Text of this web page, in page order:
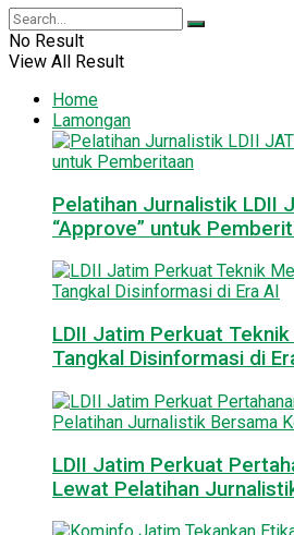
No Result
View All Result
Home
Lamongan
Pelatihan Jurnalistik LDII
“Approve” untuk
LDII Jatim Perkuat
Tangkal Disinformasi di
LDII Jatim Perkuat
Lewat Pelatihan